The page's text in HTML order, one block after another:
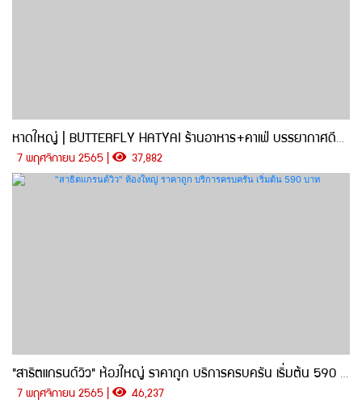
หาดใหญ่ | BUTTERFLY HATYAI ร้านอาหาร+คาเฟ่ บรรยากาศดีสไตล์มินิมอล มุมถ่ายรูปสุดปัง
7 พฤศจิกายน 2565 | 37,882
"สาธิตแกรนด์วิว" ห้องใหญ่ ราคาถูก บริการครบครัน เริ่มต้น 590 บาท
7 พฤศจิกายน 2565 | 46,237